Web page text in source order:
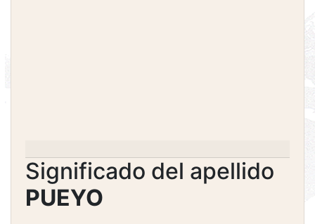
Significado del apellido
PUEYO